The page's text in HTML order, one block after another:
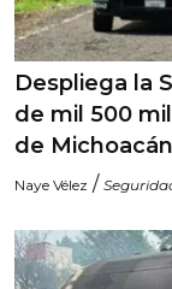
Despliega la
de mil 500
de Michoacán
Naye Vélez /